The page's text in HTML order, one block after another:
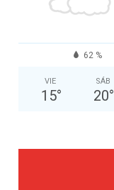
62 %
VIE
15°
SÁB
20°